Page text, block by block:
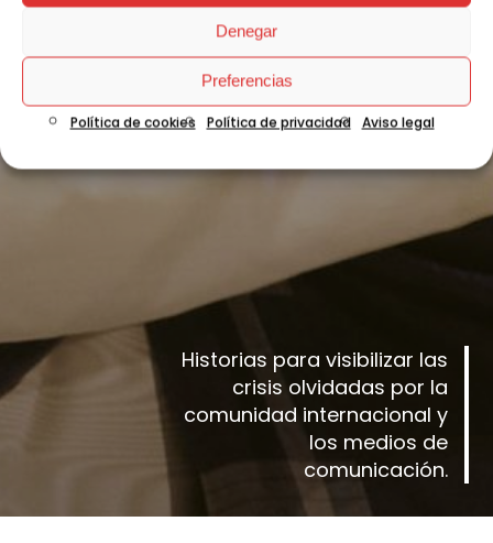
Denegar
Preferencias
Política de cookies Política de privacidad Aviso legal
Historias para visibilizar las
crisis olvidadas por la
comunidad internacional y
los medios de
comunicación.